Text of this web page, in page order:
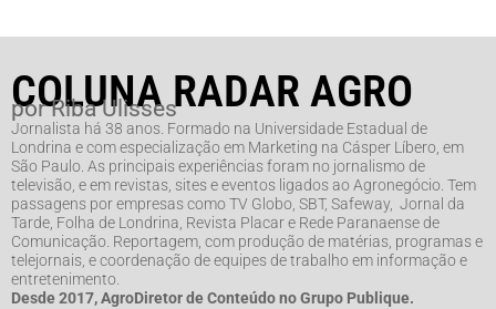
COLUNA RADAR AGRO
por Riba Ulisses
Jornalista há 38 anos. Formado na Universidade Estadual de
Londrina e com especialização em Marketing na Cásper Líbero, em
São Paulo. As principais experiências foram no jornalismo de
televisão, e em revistas, sites e eventos ligados ao Agronegócio. Tem
passagens por empresas como TV Globo, SBT, Safeway, Jornal da
Tarde, Folha de Londrina, Revista Placar e Rede Paranaense de
Comunicação. Reportagem, com produção de matérias, programas e
telejornais, e coordenação de equipes de trabalho em informação e
entretenimento.
Desde 2017, AgroDiretor de Conteúdo no Grupo Publique.